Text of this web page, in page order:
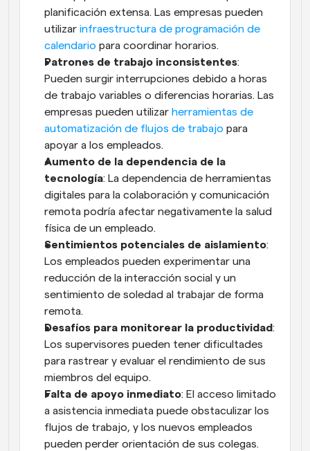
planificación extensa. Las empresas pueden
utilizar infraestructura de programación de
calendario para coordinar horarios.
Patrones de trabajo inconsistentes:
Pueden surgir interrupciones debido a horas
de trabajo variables o diferencias horarias. Las
empresas pueden utilizar herramientas de
automatización de flujos de trabajo para
apoyar a los empleados.
Aumento de la dependencia de la
tecnología: La dependencia de herramientas
digitales para la colaboración y comunicación
remota podría afectar negativamente la salud
física de un empleado.
Sentimientos potenciales de aislamiento:
Los empleados pueden experimentar una
reducción de la interacción social y un
sentimiento de soledad al trabajar de forma
remota.
Desafíos para monitorear la productividad:
Los supervisores pueden tener dificultades
para rastrear y evaluar el rendimiento de sus
miembros del equipo.
Falta de apoyo inmediato: El acceso limitado
a asistencia inmediata puede obstaculizar los
flujos de trabajo, y los nuevos empleados
pueden perder orientación de sus colegas.